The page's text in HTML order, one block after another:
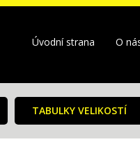
Úvodní strana O
TABULKY VELIKOSTÍ